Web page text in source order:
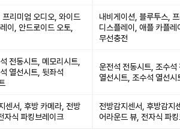
리미엄 오디오, 와이드
이, 안드로이드 오토,
내비게이션, 블루투스,
디스플레이, 애플 카플
무선충전
전동시트, 메모리시트,
열선시트, 뒷좌석
운전석 전동시트, 조수
열선시트, 조수석 열선
센서, 후방 카메라, 전방
자식 파킹브레이크
전방감지센서, 후방감지
어라운드 뷰, 전자식 파